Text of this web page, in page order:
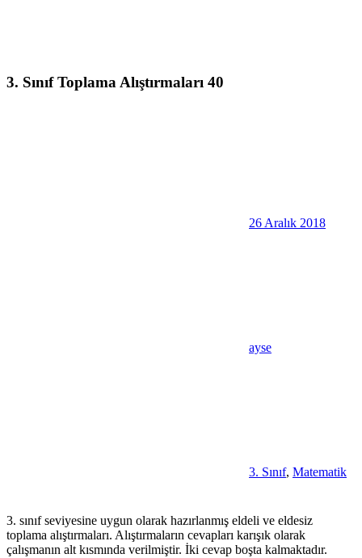
3. Sınıf Toplama Alıştırmaları 40
26 Aralık 2018
ayse
3. Sınıf, Matematik
3. sınıf seviyesine uygun olarak hazırlanmış eldeli ve eldesiz
toplama alıştırmaları. Alıştırmaların cevapları karışık olarak
çalışmanın alt kısmında verilmiştir. İki cevap boşta kalmaktadır.